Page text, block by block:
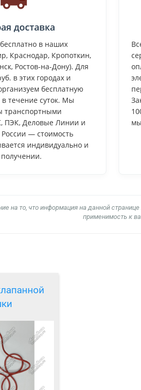
доставка
в наших
Краснодар, Кропоткин,
Ростов-на-Дону). Для
в этих городах и
бесплатную
в течение суток. Мы
транспортными
ПЭК, Деловые Линии и
— стоимость
индивидуально и
на то, что информация на данной
применимость к